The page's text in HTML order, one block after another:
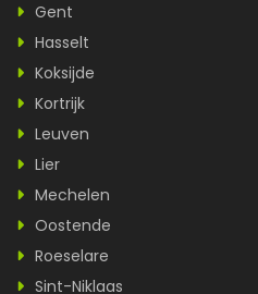
Gent
Hasselt
Koksijde
Kortrijk
Leuven
Lier
Mechelen
Oostende
Roeselare
Sint-Niklaas